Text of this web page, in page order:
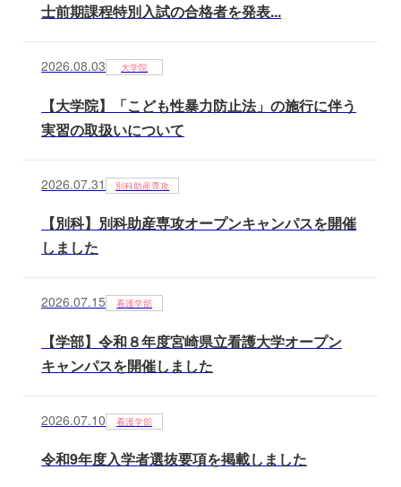
士前期課程特別入試の合格者を発表...
2026.08.03 大学院
【大学院】「こども性暴力防止法」の施行に伴う
実習の取扱いについて
2026.07.31 別科助産専攻
【別科】別科助産専攻オープンキャンパスを開催
しました
2026.07.15 看護学部
【学部】令和８年度宮崎県立看護大学オープン
キャンパスを開催しました
2026.07.10 看護学部
令和9年度入学者選抜要項を掲載しました